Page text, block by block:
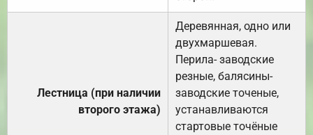
Лестница (при наличии
второго этажа)
Деревянная, одно или
двухмаршевая.
Перила- заводские
резные, балясины-
заводские точеные,
устанавливаются
стартовые точёные